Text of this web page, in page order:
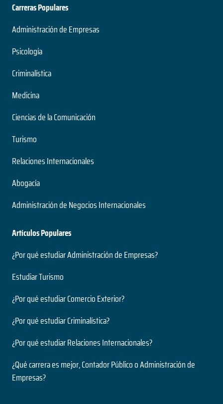
Carreras Populares
Administración de Empresas
Psicología
Criminalística
Medicina
Ciencias de la Comunicación
Turismo
Relaciones Internacionales
Abogacía
Administración de Negocios Internacionales
Artículos Populares
¿Por qué estudiar Administración de Empresas?
Estudiar Turismo
¿Por qué estudiar Comercio Exterior?
¿Por qué estudiar Criminalística?
¿Por qué estudiar Relaciones Internacionales?
¿Qué carrera es mejor, Contador Público o Administración de
Empresas?